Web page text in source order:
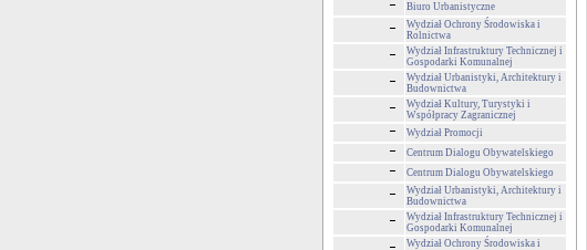
Biuro Urbanistyczne
Wydział Ochrony Środowiska i
Rolnictwa
Wydział Infrastruktury Technicznej i
Gospodarki Komunalnej
Wydział Urbanistyki, Architektury i
Budownictwa
Wydział Kultury, Turystyki i
Współpracy Zagranicznej
Wydział Promocji
Centrum Dialogu Obywatelskiego
Centrum Dialogu Obywatelskiego
Wydział Urbanistyki, Architektury i
Budownictwa
Wydział Infrastruktury Technicznej i
Gospodarki Komunalnej
Wydział Ochrony Środowiska i